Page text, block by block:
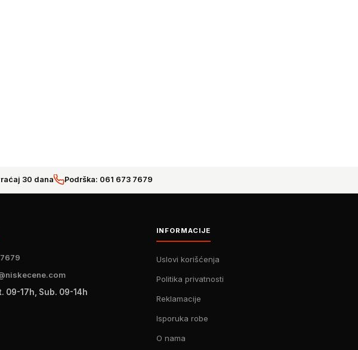
30 dana Podrška: 061 673 7679
09-17h, Sub. 09-14h
INFORMACIJE
Uslovi korišćenja
Politika privatnosti
Reklamacije
Isporuka robe
O nama